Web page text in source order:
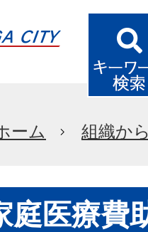
ーム 組織か
庭医療費